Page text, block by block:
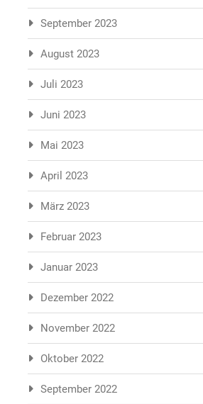
September 2023
August 2023
Juli 2023
Juni 2023
Mai 2023
April 2023
März 2023
Februar 2023
Januar 2023
Dezember 2022
November 2022
Oktober 2022
September 2022